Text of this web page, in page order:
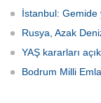
İstanbul: Gemide
Rusya, Azak
YAŞ kararları
Bodrum Milli